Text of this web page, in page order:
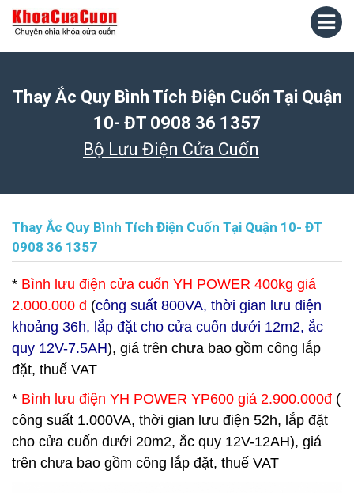
Thay Ắc Quy Bình Tích Điện Cuốn Tại Quận
10- ĐT 0908 36 1357
Bộ Lưu Điện Cửa Cuốn
Thay Ắc Quy Bình Tích Điện Cuốn Tại Quận 10- ĐT
0908 36 1357
* Bình lưu điện cửa cuốn YH POWER 400kg giá
2.000.000 đ (công suất 800VA, thời gian lưu điện
khoảng 36h, lắp đặt cho cửa cuốn dưới 12m2, ắc
quy 12V-7.5AH), giá trên chưa bao gồm công lắp
đặt, thuế VAT
* Bình lưu điện YH POWER YP600 giá 2.900.000đ (
công suất 1.000VA, thời gian lưu điện 52h, lắp đặt
cho cửa cuốn dưới 20m2, ắc quy 12V-12AH), giá
trên chưa bao gồm công lắp đặt, thuế VAT